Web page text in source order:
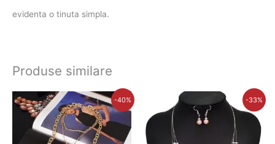
evidenta o tinuta simpla.
Produse similare
-40%
Prețul
inițial
a
fost:
75,00 lei.
Prețul
curent
este:
45,00 lei.
-33%
Prețul
inițial
72,00 lei.
Prețul
curent
este:
48,00 lei.